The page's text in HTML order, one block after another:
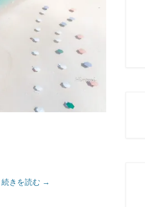
続きを読む →